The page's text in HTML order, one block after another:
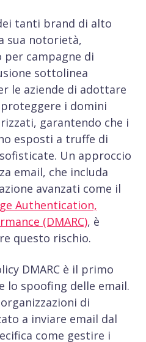
tanti brand di alto
sua notorietà,
campagne di
sottolinea
le aziende di adottare
i domini
garantendo che i
esposti a truffe di
Un approccio
email, che includa
avanzati come il
Authentication,
(DMARC), è
questo rischio.
DMARC è il primo
lo spoofing delle email.
di
a inviare email dal
come gestire i